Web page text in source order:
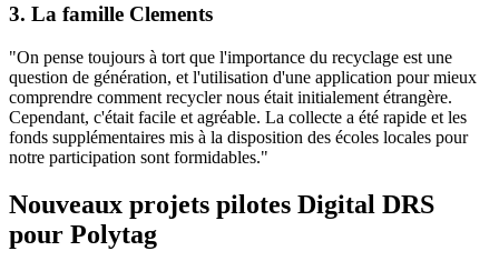
3. La famille Clements
"On pense toujours à tort que l'importance du recyclage est une
question de génération, et l'utilisation d'une application pour mieux
comprendre comment recycler nous était initialement étrangère.
Cependant, c'était facile et agréable. La collecte a été rapide et les
fonds supplémentaires mis à la disposition des écoles locales pour
notre participation sont formidables."
Nouveaux projets pilotes Digital DRS
pour Polytag